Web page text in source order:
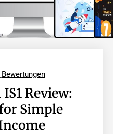
Bewertungen
Review:
Simple